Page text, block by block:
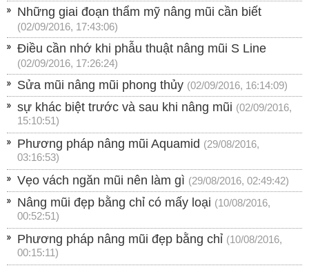
Những giai đoạn thẩm mỹ nâng mũi cần biết
(02/09/2016, 17:43:06)
Điều cần nhớ khi phẫu thuật nâng mũi S Line
(02/09/2016, 17:26:24)
Sửa mũi nâng mũi phong thủy (02/09/2016, 16:14:09)
sự khác biệt trước và sau khi nâng mũi (02/09/2016,
15:10:51)
Phương pháp nâng mũi Aquamid (29/08/2016,
03:16:53)
Vẹo vách ngăn mũi nên làm gì (29/08/2016, 02:49:42)
Nâng mũi đẹp bằng chỉ có mấy loại (10/08/2016,
00:52:51)
Phương pháp nâng mũi đẹp bằng chỉ (10/08/2016,
00:15:11)